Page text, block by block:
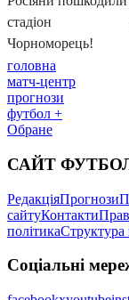
головна
матч-центр
прогнози
футбол +
Обране
САЙТ
РедакціяПрогнози
сайтуКонтакти
політикаСтруктура
Соціальні